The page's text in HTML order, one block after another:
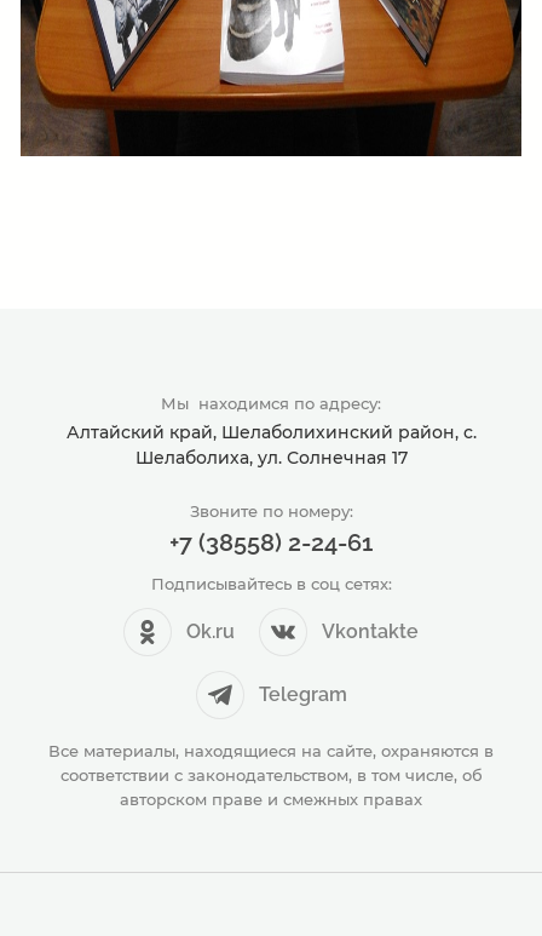
Мы находимся по адресу:
Алтайский край, Шелаболихинский район, с.
Шелаболиха, ул. Солнечная 17
Звоните по номеру:
+7 (38558) 2-24-61
Подписывайтесь в соц сетях:
Ok.ru Vkontakte
Telegram
Все материалы, находящиеся на сайте, охраняются в
соответствии с законодательством, в том числе, об
авторском праве и смежных правах